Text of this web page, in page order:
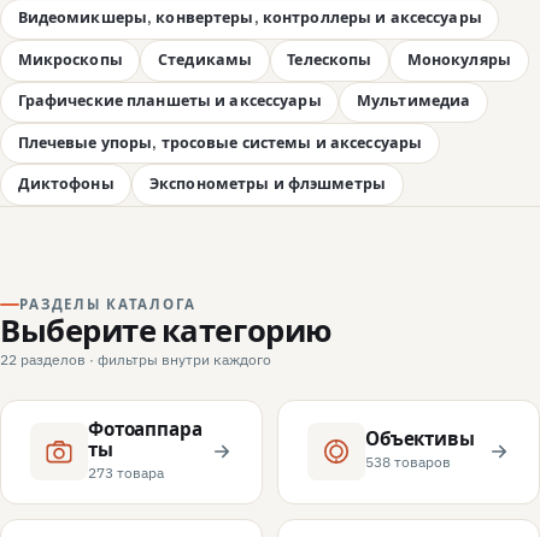
Видеомикшеры, конвертеры, контроллеры и аксессуары
Микроскопы Стедикамы Телескопы Монокуляры
Графические планшеты и аксессуары Мультимедиа
Плечевые упоры, тросовые системы и аксессуары
Диктофоны Экспонометры и флэшметры
РАЗДЕЛЫ КАТАЛОГА
Выберите категорию
22 разделов · фильтры внутри каждого
Фотоаппара
ты
273 товара
Объективы
538 товаров